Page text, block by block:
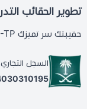
تطوير الحقائب
حقيبتك سر تميزك D-TP بثقتكم نتبادل النجاح D-TP
السجل التجاري